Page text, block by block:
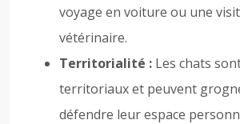
voyage en voiture ou une
vétérinaire.
Territorialité : Les chats
territoriaux et peuvent
défendre leur espace